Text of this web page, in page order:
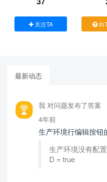
关注TA 向
最新动态
我 对问题发布了答案
4年前
生产环境行编辑按钮
生产环境没有配
D = true